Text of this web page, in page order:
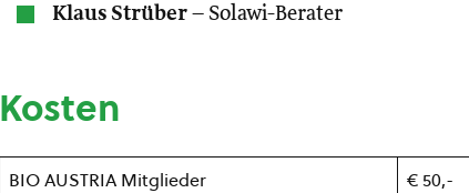
Klaus Strüber – Solawi-Berater
Kosten
BIO AUSTRIA Mitglieder
€ 50,-